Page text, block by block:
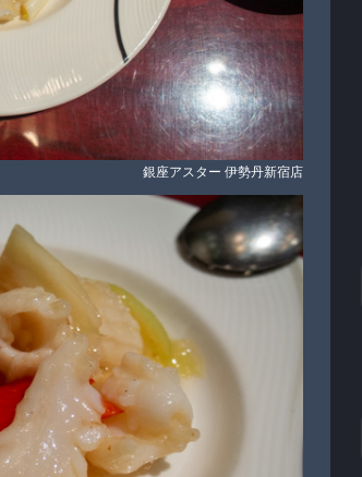
銀座アスター 伊勢丹新宿店